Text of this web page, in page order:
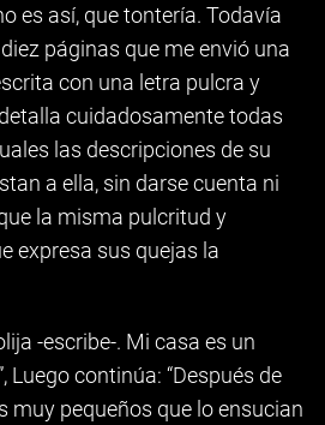
es así, que tontería. Todavía
páginas que me envió una
con una letra pulcra y
cuidadosamente todas
las descripciones de su
a ella, sin darse cuenta ni
la misma pulcritud y
expresa sus quejas la
-escribe-. Mi casa es un
Luego continúa: “Después de
muy pequeños que lo ensucian